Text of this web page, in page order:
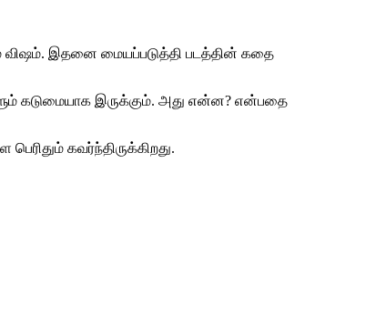
விஷம். இதனை மையப்படுத்தி படத்தின் கதை
கடுமையாக இருக்கும். அது என்ன? என்பதை
கவர்ந்திருக்கிறது.